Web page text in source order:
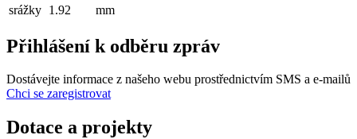
srážky 1.92 mm
Přihlášení k odběru zpráv
Dostávejte informace z našeho webu prostřednictvím SMS a e-mailů
Chci se zaregistrovat
Dotace a projekty